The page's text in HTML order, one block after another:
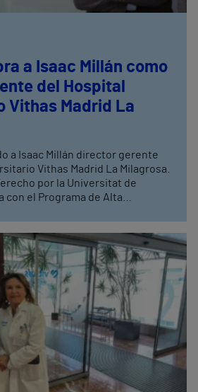
a Isaac Millán como
del Hospital
Vithas Madrid La
a Isaac Millán director gerente
Vithas Madrid La Milagrosa.
por la Universitat de
con el Programa de Alta
en gestión global avanzada
entre otros programas